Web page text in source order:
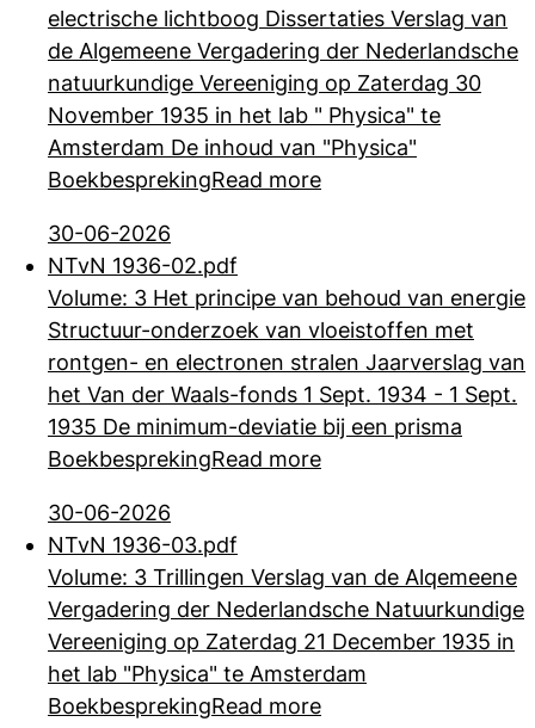
electrische lichtboog Dissertaties Verslag van
de Algemeene Vergadering der Nederlandsche
natuurkundige Vereeniging op Zaterdag 30
November 1935 in het lab " Physica" te
Amsterdam De inhoud van "Physica"
BoekbesprekingRead more
30-06-2026
NTvN 1936-02.pdf
Volume: 3 Het principe van behoud van energie
Structuur-onderzoek van vloeistoffen met
rontgen- en electronen stralen Jaarverslag van
het Van der Waals-fonds 1 Sept. 1934 - 1 Sept.
1935 De minimum-deviatie bij een prisma
BoekbesprekingRead more
30-06-2026
NTvN 1936-03.pdf
Volume: 3 Trillingen Verslag van de Alqemeene
Vergadering der Nederlandsche Natuurkundige
Vereeniging op Zaterdag 21 December 1935 in
het lab "Physica" te Amsterdam
BoekbesprekingRead more